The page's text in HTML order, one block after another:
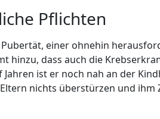
Pflichten
einer ohnehin
hinzu, dass auch die
ist er noch nah an der
nichts überstürzen und ihm